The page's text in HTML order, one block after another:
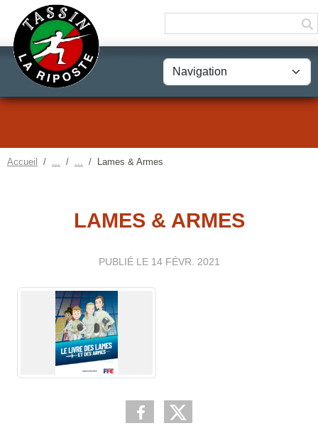
Accueil Lames & Armes
LAMES & ARMES
PUBLIÉ LE 14 FÉVR. 2021
Panneau de gestion des cookies